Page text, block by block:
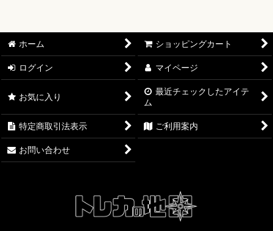
ホーム ショッピングカート
ログイン マイページ
お気に入り
最近チェックしたアイテ
ム
特定商取引法表示 ご利用案内
お問い合わせ